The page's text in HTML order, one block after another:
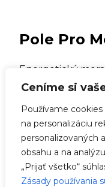
Ceníme si
Používame
na personalizáciu
personalizovaných
obsahu a na
„Prijať všetko“
Zásady používania
Pole Pro
Energetický
V2C používa
nainštalovaný
inštalácie.To
nabíjacích
vrátane
inštaláciu, ktorá